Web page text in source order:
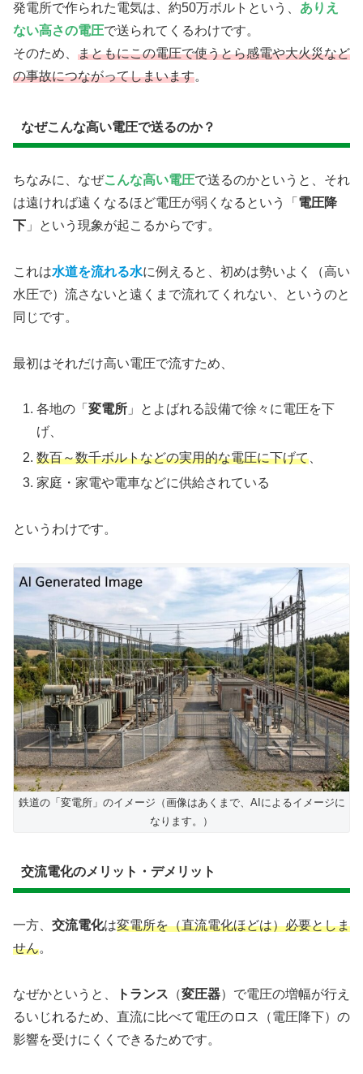
発電所で作られた電気は、約50万ボルトという、 ありえ
ない高さの電圧で送られてくるわけです。
そのため、 まともにこの電圧で使うとら感電や大火災など
の事故につながってしまいます。
なぜこんな高い電圧で送るのか？
ちなみに、なぜこんな高い電圧で送るのかというと、それ
は遠ければ遠くなるほど電圧が弱くなるという「 電圧降
下 」という現象が起こるからです。
これは水道を流れる水に例えると、初めは勢いよく（高い
水圧で）流さないと遠くまで流れてくれない、というのと
同じです。
最初はそれだけ高い電圧で流すため、
各地の「変電所 」とよばれる設備で徐々に電圧を下
げ、
数百～数千ボルトなどの実用的な電圧に下げて
家庭・家電や電車などに供給されている
というわけです。
鉄道の「変電所」のイメージ（画像はあくまで、AIによるイメージに
なります。）
交流電化のメリット・デメリット
一方、 交流電化は変電所を（直流電化ほどは）必要としま
せん。
なぜかというと、 トランス （変圧器）で電圧の増幅が行え
るいじれるため、直流に比べて電圧のロス（電圧降下）の
影響を受けにくくできるためです。